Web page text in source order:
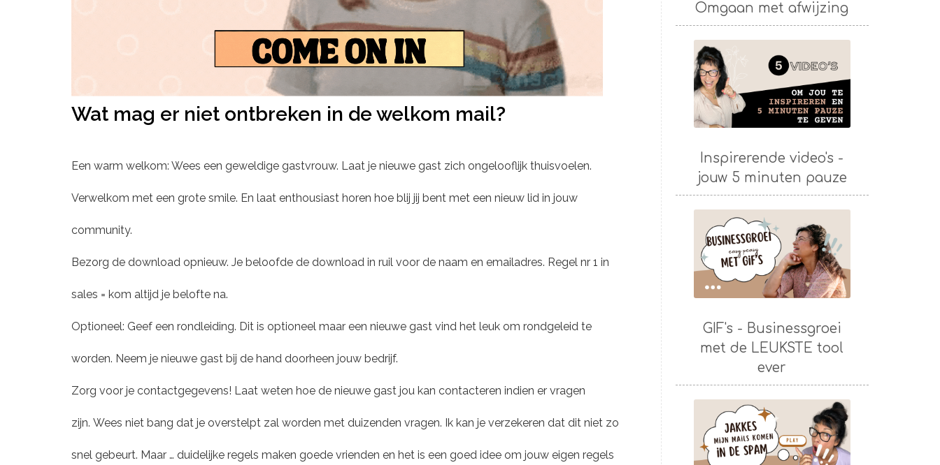
Wat mag er niet ontbreken in de welkom mail?
Een warm welkom: Wees een geweldige gastvrouw. Laat je nieuwe gast zich ongelooflijk thuisvoelen.
Verwelkom met een grote smile. En laat enthousiast horen hoe blij jij bent met een nieuw lid in jouw
community.
Bezorg de download opnieuw. Je beloofde de download in ruil voor de naam en emailadres. Regel nr 1 in
sales = kom altijd je belofte na.
Optioneel: Geef een rondleiding. Dit is optioneel maar een nieuwe gast vind het leuk om rondgeleid te
worden. Neem je nieuwe gast bij de hand doorheen jouw bedrijf.
Zorg voor je contactgegevens! Laat weten hoe de nieuwe gast jou kan contacteren indien er vragen
zijn. Wees niet bang dat je overstelpt zal worden met duizenden vragen. Ik kan je verzekeren dat dit niet zo
snel gebeurt. Maar … duidelijke regels maken goede vrienden en het is een goed idee om jouw eigen regels
Omgaan met afwijzing
Inspirerende video's -
jouw 5 minuten pauze
GIF's - Businessgroei
met de LEUKSTE tool
ever